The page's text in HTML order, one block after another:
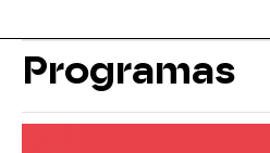
Programas